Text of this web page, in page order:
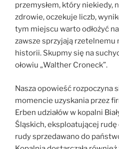
przemysłem, który niekiedy,
zdrowie, oczekuje liczb,
tym miejscu warto odłożyć
zawsze sprzyjają
historii. Skupmy się na
ołowiu „Walther Croneck”.
Nasza opowieść rozpoczyna
momencie uzyskania przez
Erben udziałów w kopalni
Śląskich, eksploatującej rudę
rudy sprzedawano do